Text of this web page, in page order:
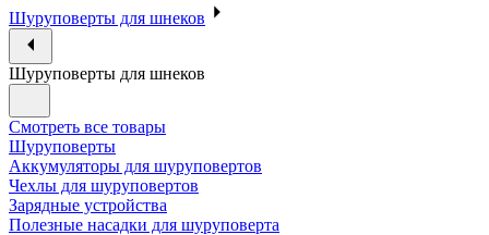
Шуруповерты для шнеков
Шуруповерты для шнеков
Смотреть все товары
Шуруповерты
Аккумуляторы для шуруповертов
Чехлы для шуруповертов
Зарядные устройства
Полезные насадки для шуруповерта